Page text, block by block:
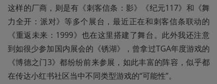
这样的厂商，则是有《刺客信条：影》《纪元117》和《舞
力全开：派对》等多个展台，最近正在和刺客信条联动的
《重返未来：1999》也在这里搭建了舞台。此外我还注意
到如很少参加国内展会的《锈湖》，曾拿过TGA年度游戏的
《博德之门3》都纷纷前来参展，如此丰富的阵容，似乎都
在传达小红书社区当中不同类型游戏的“可能性”。